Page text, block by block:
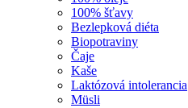
100% šťavy
Bezlepková diéta
Biopotraviny
Čaje
Kaše
Laktózová intolerancia
Müsli